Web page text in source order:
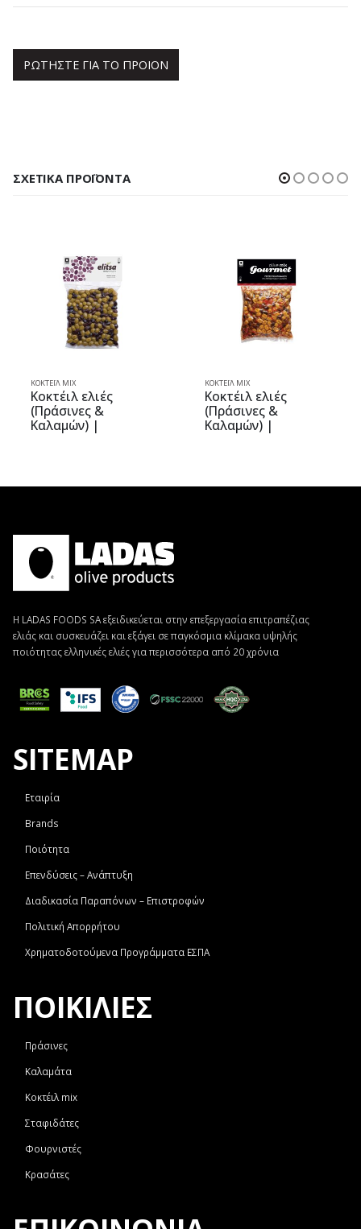
ΡΩΤΗΣΤΕ ΓΙΑ ΤΟ ΠΡΟΙΟΝ
ΣΧΕΤΙΚΆ ΠΡΟΪΌΝΤΑ
ΚΟΚΤΈΙΛ MIX
Κοκτέιλ ελιές
(Πράσινες &
Καλαμών) |
Ολόκληρες |
ΚΟΚΤΈΙΛ MIX
Κοκτέιλ ελιές
(Πράσινες &
Καλαμών) |
Μαριναρισμένες –
Vacuum 2.5kg |
Η LADAS FOODS SA εξειδικεύεται στην επεξεργασία επιτραπέζιας
ελιάς και συσκευάζει και εξάγει σε παγκόσμια κλίμακα υψηλής
ποιότητας ελληνικές ελιές για περισσότερα από 20 χρόνια
SITEMAP
Εταιρία
Brands
Ποιότητα
Επενδύσεις – Ανάπτυξη
Διαδικασία Παραπόνων – Επιστροφών
Πολιτική Απορρήτου
Χρηματοδοτούμενα Προγράμματα ΕΣΠΑ
ΠΟΙΚΙΛΙΕΣ
Πράσινες
Καλαμάτα
Κοκτέιλ mix
Σταφιδάτες
Φουρνιστές
Κρασάτες